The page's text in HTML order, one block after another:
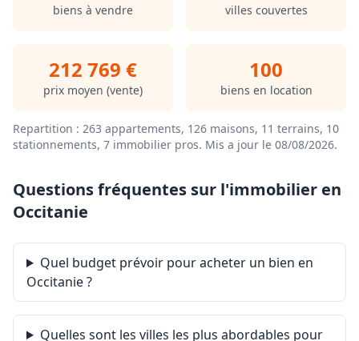
biens à vendre villes couvertes
212 769 €
prix moyen (vente)
100
biens en location
Repartition : 263 appartements, 126 maisons, 11 terrains, 10
stationnements, 7 immobilier pros. Mis a jour le 08/08/2026.
Questions fréquentes sur l'immobilier en
Occitanie
Quel budget prévoir pour acheter un bien en
Occitanie ?
Quelles sont les villes les plus abordables pour